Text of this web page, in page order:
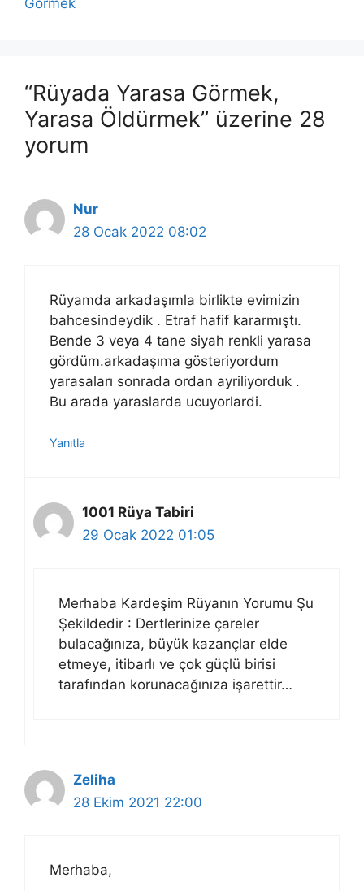
Gormek
“Rüyada Yarasa Görmek,
Yarasa Öldürmek” üzerine 28
yorum
Nur
28 Ocak 2022 08:02
Rüyamda arkadaşımla birlikte evimizin
bahcesindeydik . Etraf hafif kararmıştı.
Bende 3 veya 4 tane siyah renkli yarasa
gördüm.arkadaşıma gösteriyordum
yarasaları sonrada ordan ayriliyorduk .
Bu arada yaraslarda ucuyorlardi.
Yanıtla
1001 Rüya Tabiri
29 Ocak 2022 01:05
Merhaba Kardeşim Rüyanın Yorumu Şu
Şekildedir : Dertlerinize çareler
bulacağınıza, büyük kazançlar elde
etmeye, itibarlı ve çok güçlü birisi
tarafından korunacağınıza işarettir…
Zeliha
28 Ekim 2021 22:00
Merhaba,